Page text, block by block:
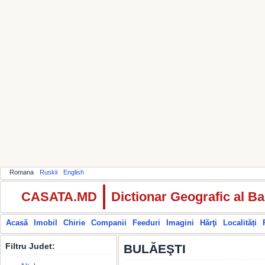
Romana Ruskii English
CASATA.MD Dictionar Geografic al
Acasă Imobil Chirie Companii Feeduri Imagini Hărţi Localități
Filtru Judet: BULĂEŞTI